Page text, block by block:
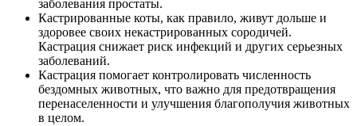
заболевания простаты.
Кастрированные коты, как правило, живут дольше и
здоровее своих некастрированных сородичей.
Кастрация снижает риск инфекций и других серьезных
заболеваний.
Кастрация помогает контролировать численность
бездомных животных, что важно для предотвращения
перенаселенности и улучшения благополучия животных
в целом.